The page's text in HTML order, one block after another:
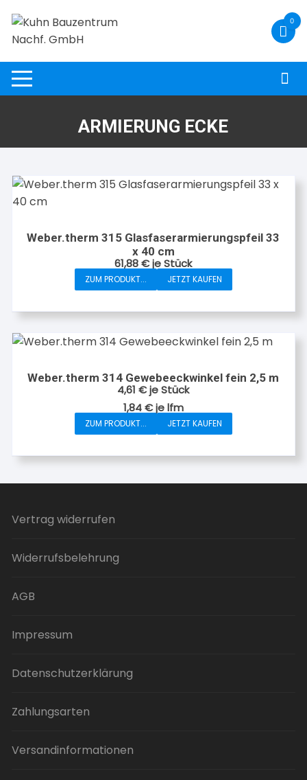
Inhalt
springen
0
ARMIERUNG ECKE
Weber.therm 315 Glasfaserarmierungspfeil 33
x 40 cm
61,88€je Stück
ZUM PRODUKT... JETZT KAUFEN
Weber.therm 314 Gewebeeckwinkel fein 2,5 m
4,61€je Stück
1,84€jelfm
ZUM PRODUKT... JETZT KAUFEN
Vertrag widerrufen
Widerrufsbelehrung
AGB
Impressum
Datenschutzerklärung
Zahlungsarten
Versandinformationen